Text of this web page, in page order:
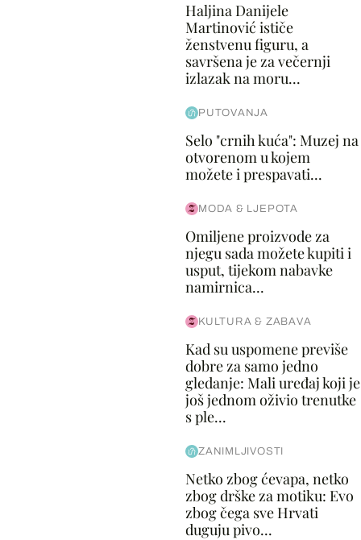
Haljina Danijele
Martinović ističe
ženstvenu figuru, a
savršena je za večernji
izlazak na moru...
PUTOVANJA
Selo "crnih kuća": Muzej na
otvorenom u kojem
možete i prespavati...
MODA & LJEPOTA
Omiljene proizvode za
njegu sada možete kupiti i
usput, tijekom nabavke
namirnica...
KULTURA & ZABAVA
Kad su uspomene previše
dobre za samo jedno
gledanje: Mali uređaj koji je
još jednom oživio trenutke
s ple...
ZANIMLJIVOSTI
Netko zbog ćevapa, netko
zbog drške za motiku: Evo
zbog čega sve Hrvati
duguju pivo...